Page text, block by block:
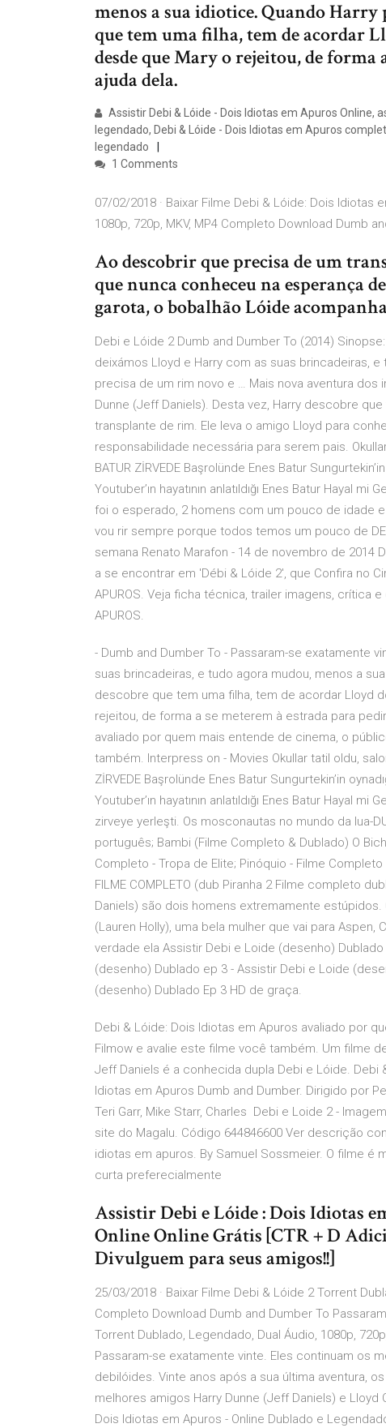
menos a sua idiotice. Quando Harry
que tem uma filha, tem de acordar
desde que Mary o rejeitou, de forma
ajuda dela.
Assistir Debi & Lóide - Dois Idiotas em Apuros Online,
legendado, Debi & Lóide - Dois Idiotas em Apuros
legendado
1 Comments
07/02/2018 · Baixar Filme Debi & Lóide: Dois Idiotas
1080p, 720p, MKV, MP4 Completo Download Dumb
Ao descobrir que precisa de um
que nunca conheceu na esperança
garota, o bobalhão Lóide
Debi e Lóide 2 Dumb and Dumber To (2014)
deixámos Lloyd e Harry com as suas brincadeiras,
precisa de um rim novo e … Mais nova aventura dos
Dunne (Jeff Daniels). Desta vez, Harry descobre
transplante de rim. Ele leva o amigo Lloyd para
responsabilidade necessária para serem pais. Okullar
BATUR ZİRVEDE Başrolünde Enes Batur
Youtuber’ın hayatının anlatıldığı Enes Batur Hayal
foi o esperado, 2 homens com um pouco de idade
vou rir sempre porque todos temos um pouco de
semana Renato Marafon - 14 de novembro de 2014
a se encontrar em 'Débi & Lóide 2', que Confira no
APUROS. Veja ficha técnica, trailer imagens, crítica e
APUROS.
- Dumb and Dumber To - Passaram-se exatamente
suas brincadeiras, e tudo agora mudou, menos a
descobre que tem uma filha, tem de acordar Lloyd
rejeitou, de forma a se meterem à estrada para
avaliado por quem mais entende de cinema, o
também. Interpress on - Movies Okullar tatil oldu,
ZİRVEDE Başrolünde Enes Batur Sungurtekin’in
Youtuber’ın hayatının anlatıldığı Enes Batur Hayal
zirveye yerleşti. Os mosconautas no mundo da lua-
português; Bambi (Filme Completo & Dublado) O
Completo - Tropa de Elite; Pinóquio - Filme
FILME COMPLETO (dub Piranha 2 Filme completo
Daniels) são dois homens extremamente
(Lauren Holly), uma bela mulher que vai para
verdade ela Assistir Debi e Loide (desenho)
(desenho) Dublado ep 3 - Assistir Debi e Loide
(desenho) Dublado Ep 3 HD de graça.
Debi & Lóide: Dois Idiotas em Apuros avaliado por
Filmow e avalie este filme você também. Um filme
Jeff Daniels é a conhecida dupla Debi e Lóide. Debi
Idiotas em Apuros Dumb and Dumber. Dirigido por
Teri Garr, Mike Starr, Charles Debi e Loide 2 -
site do Magalu. Código 644846600 Ver descrição
idiotas em apuros. By Samuel Sossmeier. O filme é
curta preferecialmente
Assistir Debi e Lóide : Dois Idiotas
Online Online Grátis [CTR + D
Divulguem para seus amigos!!]
25/03/2018 · Baixar Filme Debi & Lóide 2 Torrent
Completo Download Dumb and Dumber To
Torrent Dublado, Legendado, Dual Áudio, 1080p,
Passaram-se exatamente vinte. Eles continuam os
debilóides. Vinte anos após a sua última aventura,
melhores amigos Harry Dunne (Jeff Daniels) e
Dois Idiotas em Apuros - Online Dublado e